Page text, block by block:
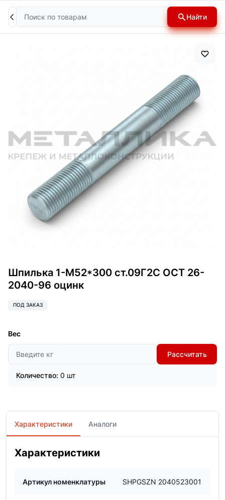
Поиск Найти
Шпилька 1-М52*300 ст.09Г2С ОСТ 26-
2040-96 оцинк
ПОД ЗАКАЗ
Вес
Рассчитать
Количество: 0 шт
Характеристики Аналоги
Характеристики
Артикул номенклатуры SHPGSZN 2040523001